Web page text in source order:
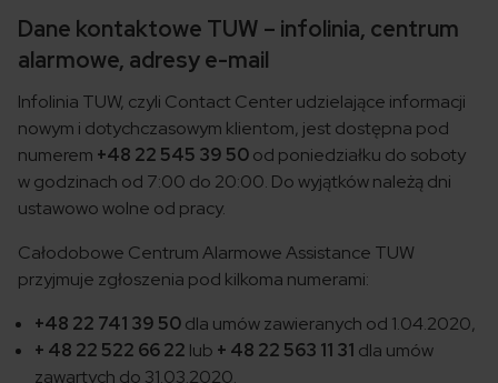
Dane kontaktowe TUW – infolinia, centrum
alarmowe, adresy e-mail
Infolinia TUW, czyli Contact Center udzielające informacji
nowym i dotychczasowym klientom, jest dostępna pod
numerem +48 22 545 39 50od poniedziałku do soboty
w godzinach od 7:00 do 20:00. Do wyjątków należą dni
ustawowo wolne od pracy.
Całodobowe Centrum Alarmowe Assistance TUW
przyjmuje zgłoszenia pod kilkoma numerami:
+48 22 741 39 50dla umów zawieranych od 1.04.2020,
+ 48 22 522 66 22 lub + 48 22 563 11 31 dla umów
zawartych do 31.03.2020.